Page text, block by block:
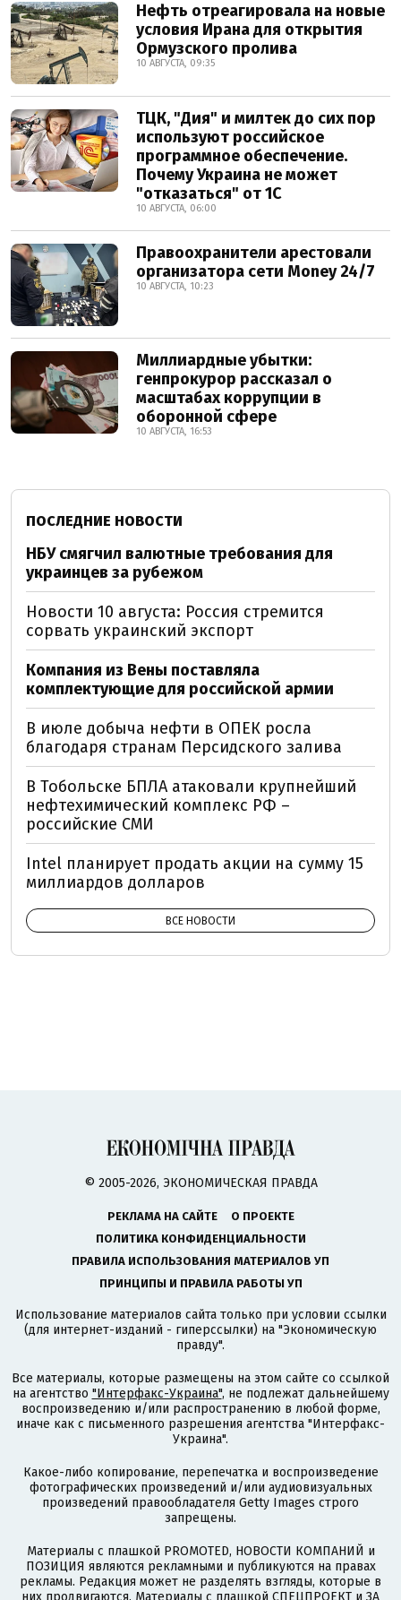
Нефть отреагировала на новые
условия Ирана для открытия
Ормузского пролива
10 АВГУСТА, 09:35
ТЦК, "Дия" и милтек до сих пор
используют российское
программное обеспечение.
Почему Украина не может
"отказаться" от 1С
10 АВГУСТА, 06:00
Правоохранители арестовали
организатора сети Money 24/7
10 АВГУСТА, 10:23
Миллиардные убытки:
генпрокурор рассказал о
масштабах коррупции в
оборонной сфере
10 АВГУСТА, 16:53
ПОСЛЕДНИЕ НОВОСТИ
НБУ смягчил валютные требования для
украинцев за рубежом
Новости 10 августа: Россия стремится
сорвать украинский экспорт
Компания из Вены поставляла
комплектующие для российской армии
В июле добыча нефти в ОПЕК росла
благодаря странам Персидского залива
В Тобольске БПЛА атаковали крупнейший
нефтехимический комплекс РФ –
российские СМИ
Intel планирует продать акции на сумму 15
миллиардов долларов
ВСЕ НОВОСТИ
© 2005-2026, ЭКОНОМИЧЕСКАЯ ПРАВДА
РЕКЛАМА НА САЙТЕ
О ПРОЕКТЕ
ПОЛИТИКА КОНФИДЕНЦИАЛЬНОСТИ
ПРАВИЛА ИСПОЛЬЗОВАНИЯ МАТЕРИАЛОВ УП
ПРИНЦИПЫ И ПРАВИЛА РАБОТЫ УП
Использование материалов сайта только при условии ссылки
(для интернет-изданий - гиперссылки) на "Экономическую
правду".
Все материалы, которые размещены на этом сайте со ссылкой
на агентство "Интерфакс-Украина", не подлежат дальнейшему
воспроизведению и/или распространению в любой форме,
иначе как с письменного разрешения агентства "Интерфакс-
Украина".
Какое-либо копирование, перепечатка и воспроизведение
фотографических произведений и/или аудиовизуальных
произведений правообладателя Getty Images строго
запрещены.
Материалы с плашкой PROMOTED, НОВОСТИ КОМПАНИЙ и
ПОЗИЦИЯ являются рекламными и публикуются на правах
рекламы. Редакция может не разделять взгляды, которые в